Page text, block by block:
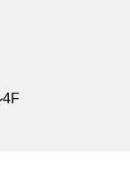
4F